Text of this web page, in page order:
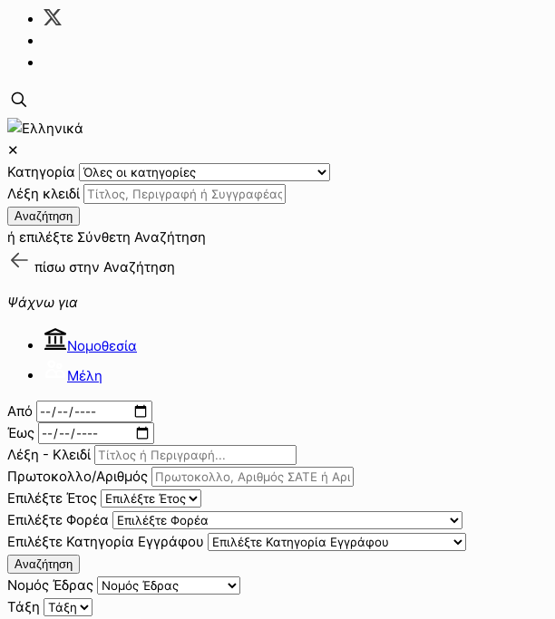
✕
Κατηγορία
Λέξη κλειδί
Αναζήτηση
ή επιλέξτε Σύνθετη Αναζήτηση
πίσω στην Αναζήτηση
Ψάχνω για
Νομοθεσία
Μέλη
Από
Έως
Λέξη - Κλειδί
Πρωτοκολλο/Αριθμός
Επιλέξτε Έτος
Επιλέξτε Φορέα
Επιλέξτε Κατηγορία Εγγράφου
Αναζήτηση
Νομός Έδρας
Τάξη